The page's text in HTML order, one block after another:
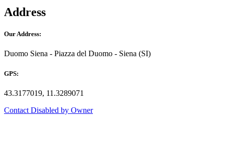
Address
Our Address:
Duomo Siena - Piazza del Duomo - Siena (SI)
GPS:
43.3177019, 11.3289071
Contact Disabled by Owner